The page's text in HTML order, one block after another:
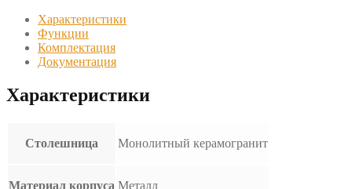
Характеристики
Функции
Комплектация
Документация
Характеристики
Столешница Монолитный керамогранит
Материал корпуса Металл